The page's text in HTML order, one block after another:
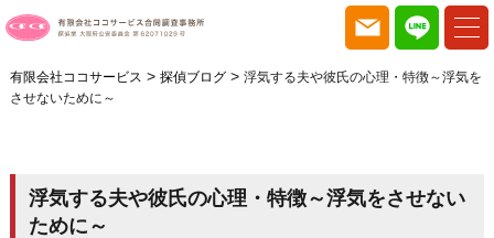
有限会社ココサービス > 探偵ブログ> 浮気する夫や彼氏の心理・特徴～浮気を
させないために～
浮気する夫や彼氏の心理・特徴～浮気をさせない
ために～